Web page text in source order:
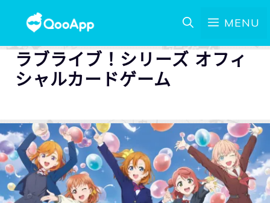
MENU
ラブライブ！シリーズ オフィ
シャルカードゲーム